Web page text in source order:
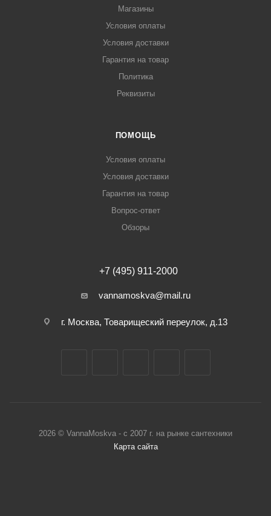
Магазины
Условия оплаты
Условия доставки
Гарантия на товар
Политика
Реквизиты
ПОМОЩЬ
Условия оплаты
Условия доставки
Гарантия на товар
Вопрос-ответ
Обзоры
+7 (495) 911-2000
vannamoskva@mail.ru
г. Москва, Товарищеский переулок, д.13
2026 © VannaMoskva - с 2007 г. на рынке сантехники
Карта сайта